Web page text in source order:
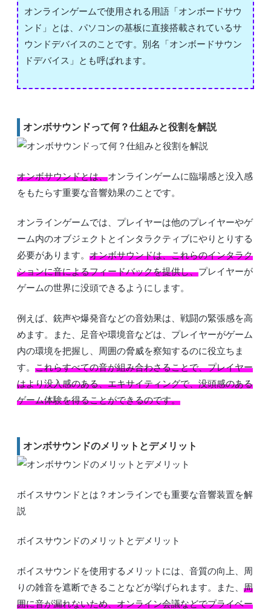
オンラインゲームで使用される用語「オンボードサウ
ンド」とは、パソコンの基板に直接搭載されているサ
ウンドデバイスのことです。別名「オンボードサウン
ドデバイス」とも呼ばれます。
オンボサウンドって何？仕組みと役割を解説
オンボサウンドとは、オンラインゲームに臨場感と没入感
をもたらす重要な音響効果のことです。
オンラインゲームでは、プレイヤーは他のプレイヤーやゲ
ーム内のオブジェクトとインタラクティブにやりとりする
必要があります。 オンボサウンドは、これらのインタラク
ションに音によるフィードバックを提供し、プレイヤーが
ゲームの世界に没頭できるようにします。
例えば、銃声や爆発音などの音効果は、戦闘の緊張感を高
めます。また、足音や環境音などは、プレイヤーがゲーム
内の環境を把握し、周囲の脅威を察知するのに役立ちま
す。 これらすべての音が組み合わさることで、プレイヤー
はより没入感のある、エキサイティングで、没頭感のある
ゲーム体験を得ることができるのです。
オンボサウンドのメリットとデメリット
ボイスサウンドとは？オンラインでも重要な音響装置を解
説
ボイスサウンドのメリットとデメリット
ボイスサウンドを使用するメリットには、音質の向上、周
りの雑音を遮断できることなどが挙げられます。また、 周
囲に音が漏れないため、オンライン会議などでプライベー